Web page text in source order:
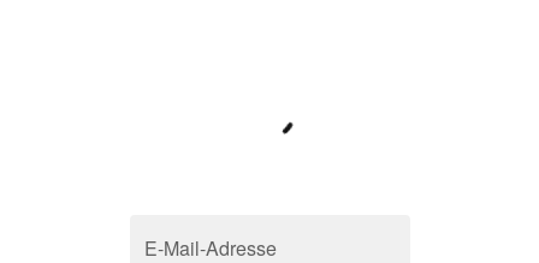
E-Mail-Adresse